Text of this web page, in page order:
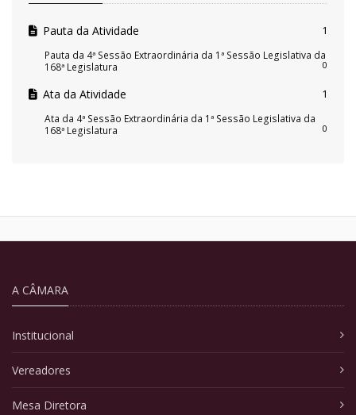
Pauta da Atividade 1
Pauta da 4ª Sessão Extraordinária da 1ª Sessão Legislativa da
168ª Legislatura
0
Ata da Atividade 1
Ata da 4ª Sessão Extraordinária da 1ª Sessão Legislativa da
168ª Legislatura
0
A CÂMARA
Institucional
Vereadores
Mesa Diretora